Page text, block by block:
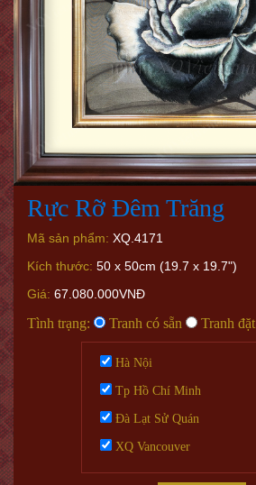
Rực Rỡ Đêm Trăng
Mã sản phẩm: XQ.4171
Kích thước: 50 x 50cm (19.7 x 19.7")
Giá: 67.080.000VNĐ
Tình trạng: Tranh có sẵn Tranh đặt
Hà Nội
Tp Hồ Chí Minh
Đà Lạt Sử Quán
XQ Vancouver